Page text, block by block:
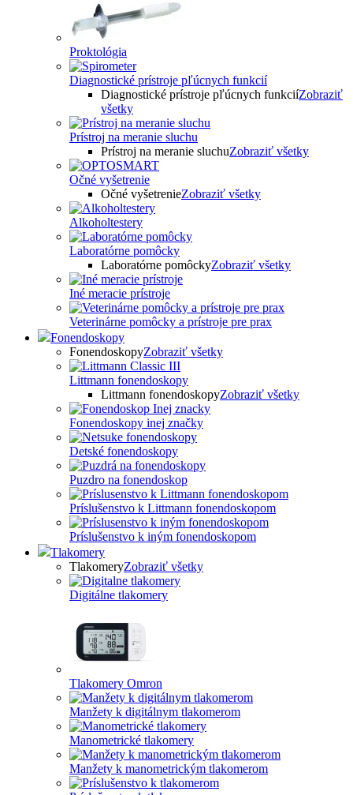
Proktológia
Diagnostické prístroje pľúcnych funkcií
Diagnostické prístroje pľúcnych funkciíZobraziť
všetky
Prístroj na meranie sluchu
Prístroj na meranie sluchuZobraziť všetky
Očné vyšetrenie
Očné vyšetrenieZobraziť všetky
Alkoholtestery
Laboratórne pomôcky
Laboratórne pomôckyZobraziť všetky
Iné meracie prístroje
Veterinárne pomôcky a prístroje pre prax
Fonendoskopy
FonendoskopyZobraziť všetky
Littmann fonendoskopy
Littmann fonendoskopyZobraziť všetky
Fonendoskopy inej značky
Detské fonendoskopy
Puzdro na fonendoskop
Príslušenstvo k Littmann fonendoskopom
Príslušenstvo k iným fonendoskopom
Tlakomery
TlakomeryZobraziť všetky
Digitálne tlakomery
Tlakomery Omron
Manžety k digitálnym tlakomerom
Manometrické tlakomery
Manžety k manometrickým tlakomerom